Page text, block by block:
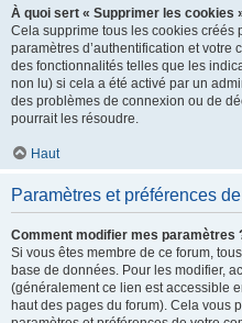
À quoi sert « Supprimer les cookies
Cela supprime tous les cookies créés
paramètres d’authentification et votre
des fonctionnalités telles que les
non lu) si cela a été activé par un
des problèmes de connexion ou de
pourrait les résoudre.
Haut
Paramètres et préférences
Comment modifier mes paramètres
Si vous êtes membre de ce forum,
base de données. Pour les modifier,
(généralement ce lien est accessible
haut des pages du forum). Cela vous